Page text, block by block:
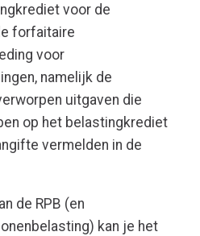
voor de
forfaitaire
voor
namelijk de
uitgaven die
op het belastingkrediet
vermelden in de
de RPB (en
kan je het